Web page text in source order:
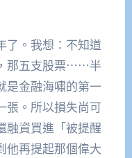
了。我想：不知道
那五支股票⋯⋯半
是金融海嘯的第一
張。所以損失尚可
融資買進「被提醒
再提起那個偉大